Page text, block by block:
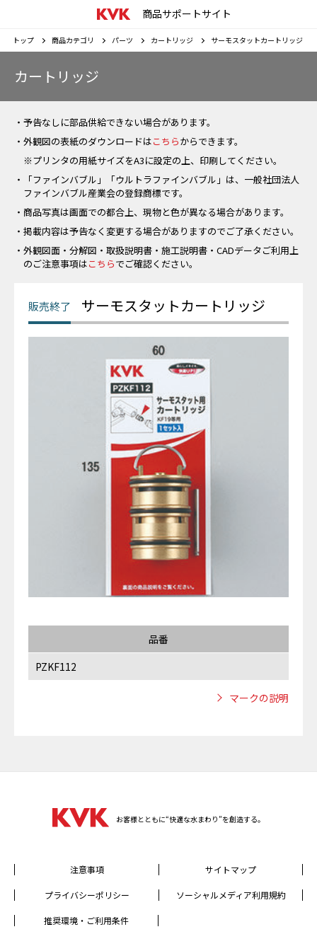
商品サポートサイト
トップ 商品カテゴリ パーツ カートリッジ サーモスタットカートリッジ
カートリッジ
・予告なしに部品供給できない場合があります。
・外観図の表紙のダウンロードはこちらからできます。
※プリンタの用紙サイズをA3に設定の上、印刷してください。
・「ファインバブル」「ウルトラファインバブル」は、一般社団法人
ファインバブル産業会の登録商標です。
・商品写真は画面での都合上、現物と色が異なる場合があります。
・掲載内容は予告なく変更する場合がありますのでご了承ください。
・外観図面・分解図・取扱説明書・施工説明書・CADデータご利用上
のご注意事項はこちらでご確認ください。
サーモスタットカートリッジ
品番
PZKF112
マークの説明
お客様とともに“快適な水まわり”を創造する。
注意事項 サイトマップ
プライバシーポリシー ソーシャルメディア利用規約
推奨環境・ご利用条件